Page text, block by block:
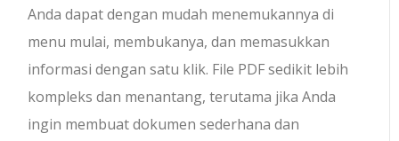
Anda dapat dengan mudah menemukannya di
menu mulai, membukanya, dan memasukkan
informasi dengan satu klik. File PDF sedikit lebih
kompleks dan menantang, terutama jika Anda
ingin membuat dokumen sederhana dan